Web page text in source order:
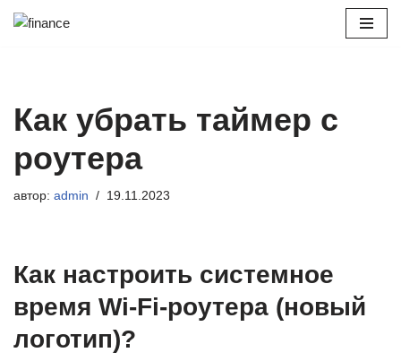
Как убрать таймер с
роутера
автор: admin 19.11.2023
Как настроить системное
время Wi-Fi-роутера (новый
логотип)?